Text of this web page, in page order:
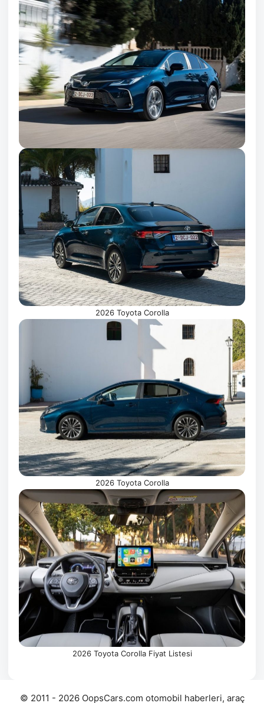
2026 Toyota Corolla
2026 Toyota Corolla
2026 Toyota Corolla Fiyat Listesi
© 2011 - 2026 OopsCars.com otomobil haberleri, araç